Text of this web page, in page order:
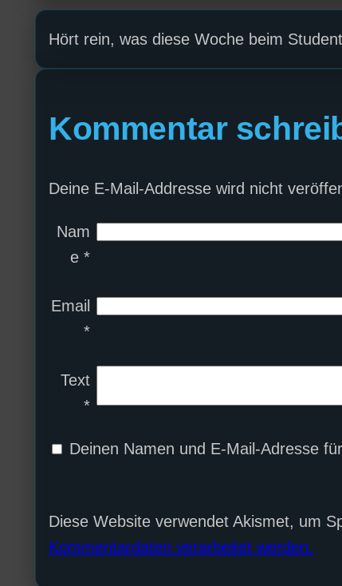
Hört rein, was diese Woche beim
Kommentar
Deine E-Mail-Addresse wird nicht
Nam
e *
Email
*
Text
*
Deinen Namen und E-Mail-Adresse
Diese Website verwendet Akismet, um
Kommentardaten verarbeitet werden.